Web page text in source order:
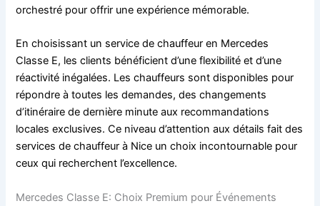
orchestré pour offrir une expérience mémorable.
En choisissant un service de chauffeur en Mercedes
Classe E, les clients bénéficient d’une flexibilité et d’une
réactivité inégalées. Les chauffeurs sont disponibles pour
répondre à toutes les demandes, des changements
d’itinéraire de dernière minute aux recommandations
locales exclusives. Ce niveau d’attention aux détails fait des
services de chauffeur à Nice un choix incontournable pour
ceux qui recherchent l’excellence.
Mercedes Classe E: Choix Premium pour Événements